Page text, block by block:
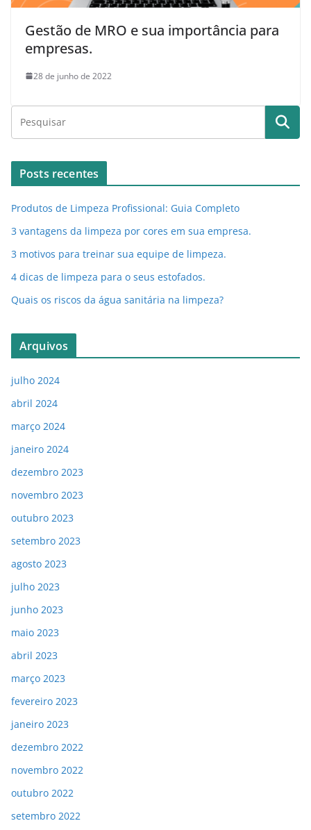
Gestão de MRO e sua importância para
empresas.
28 de junho de 2022
Posts recentes
Produtos de Limpeza Profissional: Guia Completo
3 vantagens da limpeza por cores em sua empresa.
3 motivos para treinar sua equipe de limpeza.
4 dicas de limpeza para o seus estofados.
Quais os riscos da água sanitária na limpeza?
Arquivos
julho 2024
abril 2024
março 2024
janeiro 2024
dezembro 2023
novembro 2023
outubro 2023
setembro 2023
agosto 2023
julho 2023
junho 2023
maio 2023
abril 2023
março 2023
fevereiro 2023
janeiro 2023
dezembro 2022
novembro 2022
outubro 2022
setembro 2022